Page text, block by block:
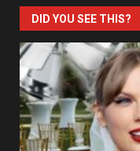
DID YOU SEE THIS?